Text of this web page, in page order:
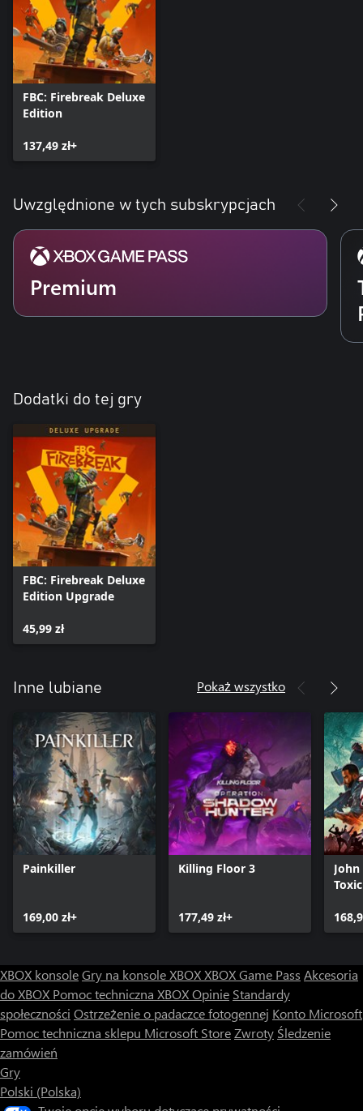
FBC: Firebreak Deluxe
Edition
137,49 zł+
Uwzględnione w tych subskrypcjach
Premium
Dodatki do tej gry
FBC: Firebreak Deluxe
Edition Upgrade
45,99 zł
Inne lubiane Pokaż wszystko
Painkiller
169,00 zł+
Killing Floor 3
177,49 zł+
XBOX konsoleGry na konsole XBOXXBOX Game Pass Akcesoria
do XBOX Pomoc techniczna XBOXOpinie Standardy
społeczności Ostrzeżenie o padaczce fotogennej Konto Microsoft
Pomoc techniczna sklepu Microsoft StoreZwroty Śledzenie
zamówień
Gry
Polski (Polska)